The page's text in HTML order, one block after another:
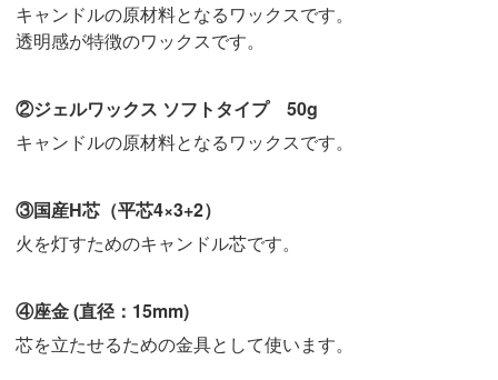
キャンドルの原材料となるワックスです。
透明感が特徴のワックスです。
②ジェルワックス ソフトタイプ 50g
キャンドルの原材料となるワックスです。
③国産H芯（平芯4×3+2）
火を灯すためのキャンドル芯です。
④座金 (直径：15mm)
芯を立たせるための金具として使います。